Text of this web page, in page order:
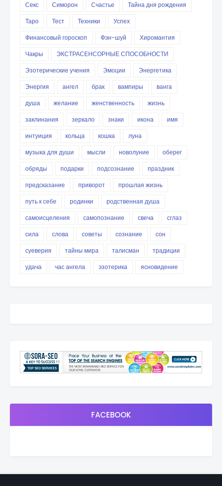
Секс
Симорон Счастье
Тайна дня рождения
Таро
Тест Техники
Успех
Финансовый гороскоп
Фэн-шуй
Хиромантия
Чакры
ЭКСТРАСЕНСОРНЫЕ СПОСОБНОСТИ
Эзотерические учения
Эмоции
Энергетика
Энергия
ангел брак вампиры
ванга
душа
желание женственность
жизнь
заклинания
зеркало знаки икона
имя
интуиция
кольца кошка
луна
музыка для души
мысли новолуние
оберег
обряды
подарки подсознание
праздник
предсказание
приворот
прошлая жизнь
путь к себе
родинки
родственная душа
самоисцеления
самопознание свеча
сглаз
сила
слова советы сознание
сон
суеверия
тайны мира талисман
традиции
удача
час ангела эзотерика ясновидение
FACEBOOK